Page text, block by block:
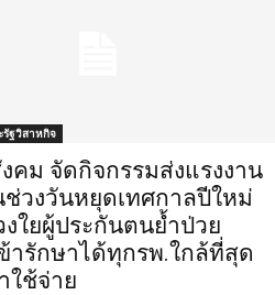
รัฐวิสาหกิจ
คม จัดกิจกรรมส่งแรงงาน
วงวันหยุดเทศกาลปีใหม่
งใยผู้ประกันตนย้ำป่วย
ารักษาได้ทุกรพ.ใกล้ที่สุด
ใช้จ่าย